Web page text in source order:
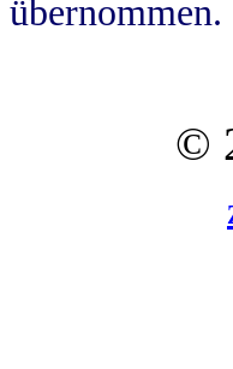
übernommen.
©